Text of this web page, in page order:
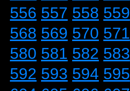
556 557 558 559
568 569 570 571
580 581 582 583
592 593 594 595